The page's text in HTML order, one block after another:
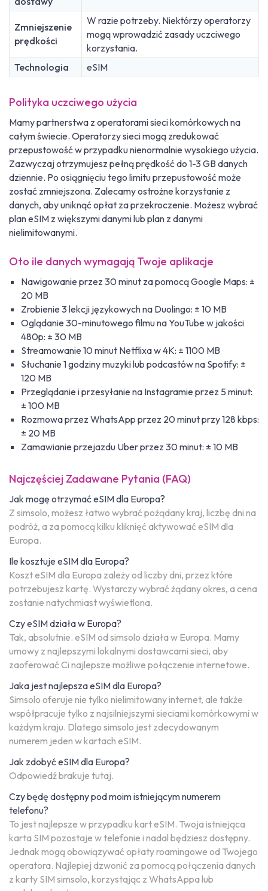
Zmniejszenie
prędkości
W razie potrzeby. Niektórzy operatorzy
mogą wprowadzić zasady uczciwego
korzystania.
Technologia
eSIM
Polityka uczciwego użycia
Mamy partnerstwa z operatorami sieci komórkowych na
całym świecie. Operatorzy sieci mogą zredukować
przepustowość w przypadku nienormalnie wysokiego użycia.
Zazwyczaj otrzymujesz pełną prędkość do 1-3 GB danych
dziennie. Po osiągnięciu tego limitu przepustowość może
zostać zmniejszona. Zalecamy ostrożne korzystanie z
danych, aby uniknąć opłat za przekroczenie. Możesz wybrać
plan eSIM z większymi danymi lub plan z danymi
nielimitowanymi.
Oto ile danych wymagają Twoje aplikacje
Nawigowanie przez 30 minut za pomocą Google Maps: ±
20 MB
Zrobienie 3 lekcji językowych na Duolingo: ± 10 MB
Oglądanie 30-minutowego filmu na YouTube w jakości
480p: ± 30 MB
Streamowanie 10 minut Netflixa w 4K: ± 1100 MB
Słuchanie 1 godziny muzyki lub podcastów na Spotify: ±
120 MB
Przeglądanie i przesyłanie na Instagramie przez 5 minut:
± 100 MB
Rozmowa przez WhatsApp przez 20 minut przy 128 kbps:
± 20 MB
Zamawianie przejazdu Uber przez 30 minut: ± 10 MB
Najczęściej Zadawane Pytania (FAQ)
Jak mogę otrzymać eSIM dla Europa?
Z simsolo, możesz łatwo wybrać pożądany kraj, liczbę dni na
podróż, a za pomocą kilku kliknięć aktywować eSIM dla
Europa.
Ile kosztuje eSIM dla Europa?
Koszt eSIM dla Europa zależy od liczby dni, przez które
potrzebujesz kartę. Wystarczy wybrać żądany okres, a cena
zostanie natychmiast wyświetlona.
Czy eSIM działa w Europa?
Tak, absolutnie. eSIM od simsolo działa w Europa. Mamy
umowy z najlepszymi lokalnymi dostawcami sieci, aby
zaoferować Ci najlepsze możliwe połączenie internetowe.
Jaka jest najlepsza eSIM dla Europa?
Simsolo oferuje nie tylko nielimitowany internet, ale także
współpracuje tylko z najsilniejszymi sieciami komórkowymi w
każdym kraju. Dlatego simsolo jest zdecydowanym
numerem jeden w kartach eSIM.
Jak zdobyć eSIM dla Europa?
Odpowiedź brakuje tutaj.
Czy będę dostępny pod moim istniejącym numerem
telefonu?
To jest najlepsze w przypadku kart eSIM. Twoja istniejąca
karta SIM pozostaje w telefonie i nadal będziesz dostępny.
Jednak mogą obowiązywać opłaty roamingowe od Twojego
operatora. Najlepiej dzwonić za pomocą połączenia danych
z karty SIM simsolo, korzystając z WhatsAppa lub